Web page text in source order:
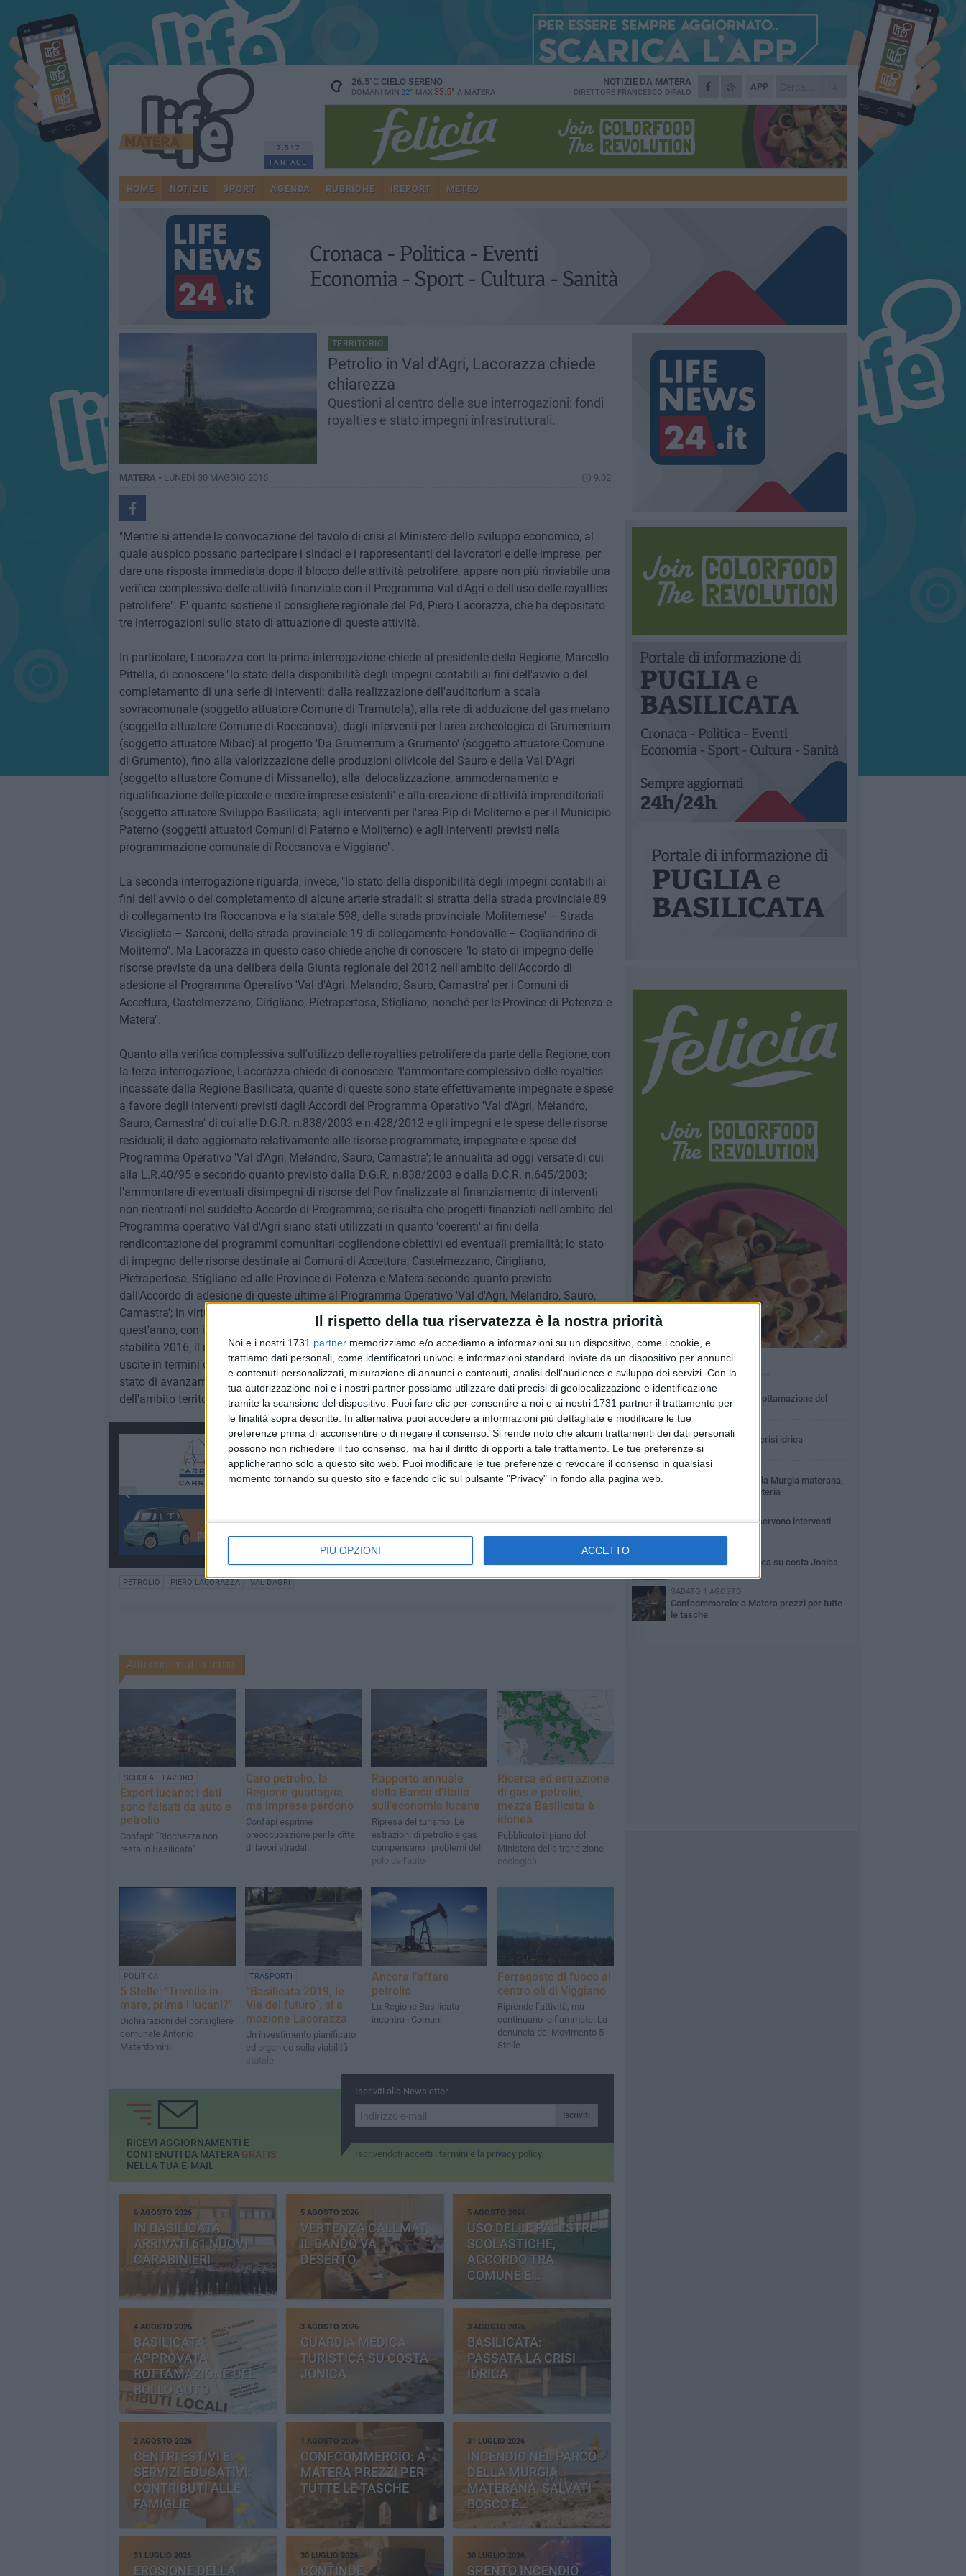
Il rispetto della tua riservatezza è la nostra priorità
Noi e i nostri 1731 partner memorizziamo e/o accediamo a informazioni su un dispositivo, come i cookie, e
trattiamo dati personali, come identificatori univoci e informazioni standard inviate da un dispositivo per annunci
e contenuti personalizzati, misurazione di annunci e contenuti, analisi dell'audience e sviluppo dei servizi. Con la
tua autorizzazione noi e i nostri partner possiamo utilizzare dati precisi di geolocalizzazione e identificazione
tramite la scansione del dispositivo. Puoi fare clic per consentire a noi e ai nostri 1731 partner il trattamento per
le finalità sopra descritte. In alternativa puoi accedere a informazioni più dettagliate e modificare le tue
preferenze prima di acconsentire o di negare il consenso. Si rende noto che alcuni trattamenti dei dati personali
possono non richiedere il tuo consenso, ma hai il diritto di opporti a tale trattamento. Le tue preferenze si
applicheranno solo a questo sito web. Puoi modificare le tue preferenze o revocare il consenso in qualsiasi
momento tornando su questo sito e facendo clic sul pulsante "Privacy" in fondo alla pagina web.
PIÙ OPZIONI ACCETTO
7.517
FANPAGE
26.5°CCIELO SERENO
DOMANI MIN 22° MAX 33.5° A MATERA
APP
NOTIZIE DA MATERA
DIRETTORE FRANCESCO DIPALO
HOME NOTIZIE SPORT AGENDA RUBRICHE IREPORT METEO
TERRITORIO
Petrolio in Val d’Agri, Lacorazza chiede
chiarezza
Questioni al centro delle sue interrogazioni: fondi
royalties e stato impegni infrastrutturali.
MATERA - LUNEDÌ 30 MAGGIO 2016 9.02
"Mentre si attende la convocazione del tavolo di crisi al Ministero dello sviluppo economico, al
quale auspico possano partecipare i sindaci e i rappresentanti dei lavoratori e delle imprese, per
dare una risposta immediata dopo il blocco delle attività petrolifere, appare non più rinviabile una
verifica complessiva delle attività finanziate con il Programma Val d'Agri e dell'uso delle royalties
petrolifere". E' quanto sostiene il consigliere regionale del Pd, Piero Lacorazza, che ha depositato
tre interrogazioni sullo stato di attuazione di queste attività.
In particolare, Lacorazza con la prima interrogazione chiede al presidente della Regione, Marcello
Pittella, di conoscere "lo stato della disponibilità degli impegni contabili ai fini dell'avvio o del
completamento di una serie di interventi: dalla realizzazione dell'auditorium a scala
sovracomunale (soggetto attuatore Comune di Tramutola), alla rete di adduzione del gas metano
(soggetto attuatore Comune di Roccanova), dagli interventi per l'area archeologica di Grumentum
(soggetto attuatore Mibac) al progetto 'Da Grumentum a Grumento' (soggetto attuatore Comune
di Grumento), fino alla valorizzazione delle produzioni olivicole del Sauro e della Val D'Agri
(soggetto attuatore Comune di Missanello), alla 'delocalizzazione, ammodernamento e
riqualificazione delle piccole e medie imprese esistenti' e alla creazione di attività imprenditoriali
(soggetto attuatore Sviluppo Basilicata, agli interventi per l'area Pip di Moliterno e per il Municipio
Paterno (soggetti attuatori Comuni di Paterno e Moliterno) e agli interventi previsti nella
programmazione comunale di Roccanova e Viggiano".
La seconda interrogazione riguarda, invece, "lo stato della disponibilità degli impegni contabili ai
fini dell'avvio o del completamento di alcune arterie stradali: si stratta della strada provinciale 89
di collegamento tra Roccanova e la statale 598, della strada provinciale 'Moliternese' – Strada
Visciglieta – Sarconi, della strada provinciale 19 di collegamento Fondovalle – Cogliandrino di
Moliterno". Ma Lacorazza in questo caso chiede anche di conoscere "lo stato di impegno delle
risorse previste da una delibera della Giunta regionale del 2012 nell'ambito dell'Accordo di
adesione al Programma Operativo 'Val d'Agri, Melandro, Sauro, Camastra' per i Comuni di
Accettura, Castelmezzano, Cirigliano, Pietrapertosa, Stigliano, nonché per le Province di Potenza e
Matera".
Quanto alla verifica complessiva sull'utilizzo delle royalties petrolifere da parte della Regione, con
la terza interrogazione, Lacorazza chiede di conoscere "l'ammontare complessivo delle royalties
incassate dalla Regione Basilicata, quante di queste sono state effettivamente impegnate e spese
a favore degli interventi previsti dagli Accordi del Programma Operativo 'Val d'Agri, Melandro,
Sauro, Camastra' di cui alle D.G.R. n.838/2003 e n.428/2012 e gli impegni e le spese delle risorse
residuali; il dato aggiornato relativamente alle risorse programmate, impegnate e spese del
Programma Operativo 'Val d'Agri, Melandro, Sauro, Camastra'; le annualità ad oggi versate di cui
alla L.R.40/95 e secondo quanto previsto dalla D.G.R. n.838/2003 e dalla D.C.R. n.645/2003;
l'ammontare di eventuali disimpegni di risorse del Pov finalizzate al finanziamento di interventi
non rientranti nel suddetto Accordo di Programma; se risulta che progetti finanziati nell'ambito del
Programma operativo Val d'Agri siano stati utilizzati in quanto 'coerenti' ai fini della
rendicontazione dei programmi comunitari cogliendone obiettivi ed eventuali premialità; lo stato
di impegno delle risorse destinate ai Comuni di Accettura, Castelmezzano, Cirigliano,
Pietrapertosa, Stigliano ed alle Province di Potenza e Matera secondo quanto previsto
dall'Accordo di adesione di queste ultime al Programma Operativo 'Val d'Agri, Melandro, Sauro,
Camastra'; in virtù delle modifiche del patto di stabilità interno, a partire dal 1 gennaio di
quest'anno, con il nuovo vincolo del pareggio di bilancio di competenza finale di cui alla legge di
stabilità 2016, il rapporto tra entrate relative al versamento annuale delle royalties petrolifere ed
uscite in termini di pagamenti di beni e servizi riconducibili al Programma operativo Val d'Agri; lo
stato di avanzamento delle attività relative alla redazione del Piano Intercomunale Strutturale
dell'ambito territoriale della Val d'Agri".
PETROLIO PIERO LACORAZZA VAL D'AGRI
Altri contenuti a tema
SCUOLA E LAVORO
Export lucano: i dati
sono falsati da auto e
petrolio
Confapi: "Ricchezza non
resta in Basilicata"
Caro petrolio, la
Regione guadagna
ma imprese perdono
Confapi esprime
preoccuoazione per le ditte
di lavori stradali
Rapporto annuale
della Banca d'Italia
sull'economia lucana
Ripresa del turismo. Le
estrazioni di petrolio e gas
compensano i problemi del
polo dell'auto
Ricerca ed estrazione
di gas e petrolio,
mezza Basilicata è
idonea
Pubblicato il piano del
Ministero della transizione
ecologica
POLITICA
5 Stelle: "Trivelle in
mare, prima i lucani?"
Dichiarazioni del consigliere
comunale Antonio
Materdomini
TRASPORTI
“Basilicata 2019, le
Vie del futuro”, sì a
mozione Lacorazza
Un investimento pianificato
ed organico sulla viabilità
statale
Ancora l’affare
petrolio
La Regione Basilicata
incontra i Comuni
Ferragosto di fuoco al
centro oli di Viggiano
Riprende l’attività, ma
continuano le fiammate. La
denuncia del Movimento 5
Stelle.
Iscriviti alla Newsletter
Iscriviti
Iscrivendoti accetti i termini e la privacy policy
RICEVI AGGIORNAMENTI E
CONTENUTI DA MATERA GRATIS
NELLA TUA E-MAIL
6 AGOSTO 2026
IN BASILICATA
ARRIVATI 61 NUOVI
CARABINIERI
5 AGOSTO 2026
VERTENZA CALLMAT,
IL BANDO VA
DESERTO
5 AGOSTO 2026
USO DELLE PALESTRE
SCOLASTICHE,
ACCORDO TRA
COMUNE E
PROVINCIA
4 AGOSTO 2026
BASILICATA:
APPROVATA
ROTTAMAZIONE DEL
BOLLO AUTO
3 AGOSTO 2026
GUARDIA MEDICA
TURISTICA SU COSTA
JONICA
3 AGOSTO 2026
BASILICATA:
PASSATA LA CRISI
IDRICA
2 AGOSTO 2026
CENTRI ESTIVI E
SERVIZI EDUCATIVI:
CONTRIBUTI ALLE
FAMIGLIE
1 AGOSTO 2026
CONFCOMMERCIO: A
MATERA PREZZI PER
TUTTE LE TASCHE
31 LUGLIO 2026
INCENDIO NEL PARCO
DELLA MURGIA
MATERANA, SALVATI
BOSCO E
CEMENTERIA
31 LUGLIO 2026
EROSIONE DELLA
30 LUGLIO 2026
CONTINUE
30 LUGLIO 2026
SPENTO INCENDIO
PIÙ LETTI QUESTA SETTIMANA
MARTEDÌ 4 AGOSTO
Basilicata: approvata rottamazione del
bollo auto
LUNEDÌ 3 AGOSTO
Basilicata: passata la crisi idrica
VENERDÌ 31 LUGLIO
Incendio nel Parco della Murgia materana,
salvati bosco e cementeria
Erosione della costa: servono interventi
Guardia medica turistica su costa Jonica
SABATO 1 AGOSTO
Confcommercio: a Matera prezzi per tutte
le tasche